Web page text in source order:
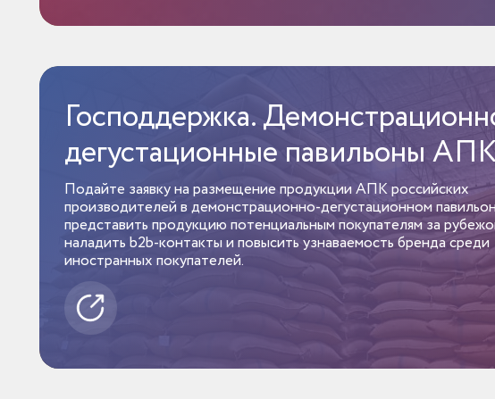
Господдержка.
дегустационные павильоны
Подайте заявку на размещение продукции АПК российских
производителей в демонстрационно-дегустационном
представить продукцию потенциальным покупателям за
наладить b2b-контакты и повысить узнаваемость бренда среди
иностранных покупателей.